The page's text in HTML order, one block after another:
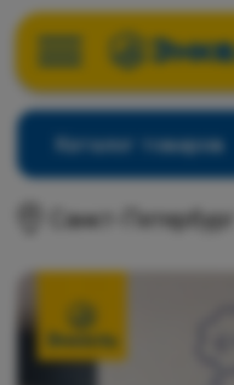
Каталог товаров
Санкт-Петербург